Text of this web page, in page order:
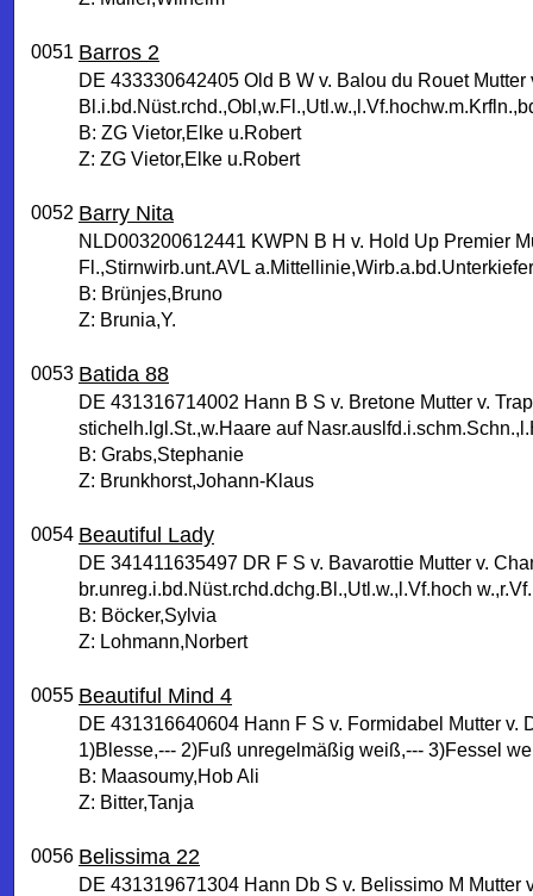
0051 Barros 2
DE 433330642405 Old B W v. Balou du Rouet Mutter
B: ZG Vietor,Elke u.Robert
Z: ZG Vietor,Elke u.Robert
0052 Barry Nita
NLD003200612441 KWPN B H v. Hold Up Premier
Fl.,Stirnwirb.unt.AVL
B: Brünjes,Bruno
Z: Brunia,Y.
0053 Batida 88
DE 431316714002 Hann B S v. Bretone Mutter v.
stichelh.lgl.St.,w.Haare auf
B: Grabs,Stephanie
Z: Brunkhorst,Johann-Klaus
0054 Beautiful Lady
DE 341411635497 DR F S v. Bavarottie Mutter v.
br.unreg.i.bd.Nüst.rchd.dchg.Bl.,Utl.w.,l.Vf.hoch
B: Böcker,Sylvia
Z: Lohmann,Norbert
0055 Beautiful Mind 4
DE 431316640604 Hann F S v. Formidabel Mutter v.
1)Blesse,--- 2)Fuß unregelmäßig weiß,--- 3)Fessel
B: Maasoumy,Hob Ali
Z: Bitter,Tanja
0056 Belissima 22
DE 431319671304 Hann Db S v. Belissimo M Mutter